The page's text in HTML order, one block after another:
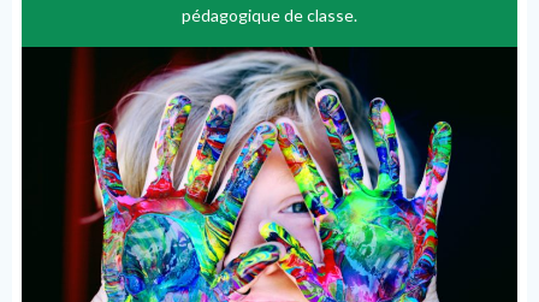
pédagogique de classe.